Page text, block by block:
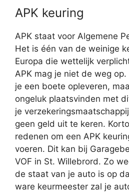
APK keuring
APK staat voor Algemene
Het is één van de weinige
Europa die wettelijk
APK mag je niet de weg
je een boete opleveren,
ongeluk plaatsvinden met
je
geen geld uit te keren.
redenen om een APK
voeren. Dit kan bij
VOF in St. Willebrord. Zo
de staat van je auto is op
ware keurmeester zal je